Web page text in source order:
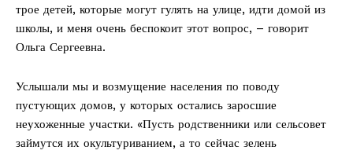
трое детей, которые могут гулять на улице, идти домой из
школы, и меня очень беспокоит этот вопрос, – говорит
Ольга Сергеевна.
Услышали мы и возмущение населения по поводу
пустующих домов, у которых остались заросшие
неухоженные участки. «Пусть родственники или сельсовет
займутся их окультуриванием, а то сейчас зелень